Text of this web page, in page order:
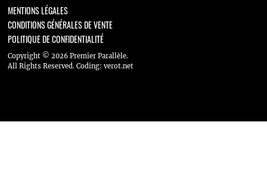
MENTIONS LÉGALES
CONDITIONS GÉNÉRALES DE VENTE
POLITIQUE DE CONFIDENTIALITÉ
Copyright © 2026 Premier Parallèle.
All Rights Reserved. Coding: verot.net